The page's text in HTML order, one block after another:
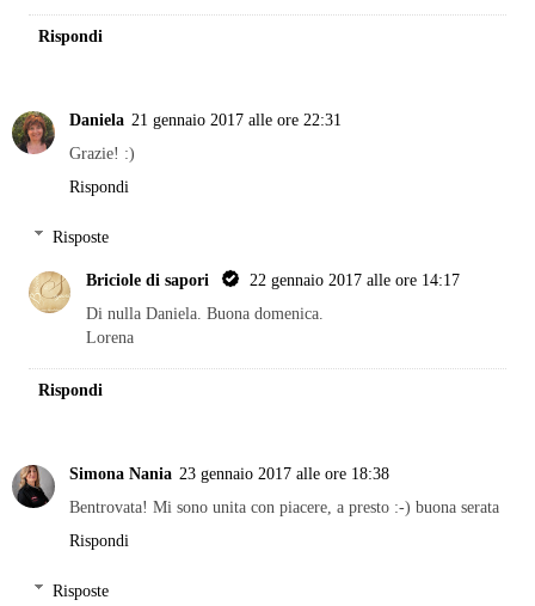
Rispondi
Daniela 21 gennaio 2017 alle ore 22:31
Grazie! :)
Rispondi
Risposte
Briciole di sapori
22 gennaio 2017 alle ore 14:17
Di nulla Daniela. Buona domenica.
Lorena
Rispondi
Simona Nania 23 gennaio 2017 alle ore 18:38
Bentrovata! Mi sono unita con piacere, a presto :-) buona serata
Rispondi
Risposte